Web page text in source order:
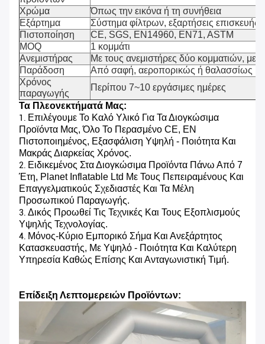
Χρώμα
Όπως την εικόνα ή τη συνήθεια
Εξάρτημα
Σύστημα φίλτρων, εξαρτήσεις
Πιστοποίηση
CE, SGS, EN14960, EN71, ASTM
MOQ
1 κομμάτι
Ανεμιστήρας
Με τους ανεμιστήρες δύο κομματιών, με
Παράδοση
Από σαφή, αεροπορικώς ή θαλασσίως
Χρόνος
παραγωγής
Περίπου 7~10 εργάσιμες ημέρες
Τα Πλεονεκτήματά Μας:
1. Επιλέγουμε Το Καλό Υλικό Για Τα Διογκώσιμα
Προϊόντα Μας, Όλο Το Περασμένο CE, EN
Πιστοποιημένος, Εξασφάλιση Υψηλή - Ποιότητα Και
Μακράς Διαρκείας Χρόνος.
2. Ειδικεμένος Στα Διογκώσιμα Προϊόντα Πάνω Από 7
Έτη, Planet Inflatable Ltd Με Τους Πεπειραμένους Και
Επαγγελματικούς Σχεδιαστές Και Τα Μέλη
Προσωπικού Παραγωγής.
3. Δικός Προωθεί Τις Τεχνικές Και Τους Εξοπλισμούς
Υψηλής Τεχνολογίας.
4. Μόνος-Κύριο Εμπορικό Σήμα Και Ανεξάρτητος
Κατασκευαστής, Με Υψηλό - Ποιότητα Και Καλύτερη
Υπηρεσία Καθώς Επίσης Και Ανταγωνιστική Τιμή.
Επίδειξη Λεπτομερειών Προϊόντων: